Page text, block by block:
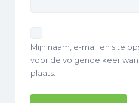
Mijn naam, e-mail en site
voor de volgende keer
plaats.